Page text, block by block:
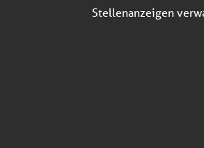
Stellenanzeigen